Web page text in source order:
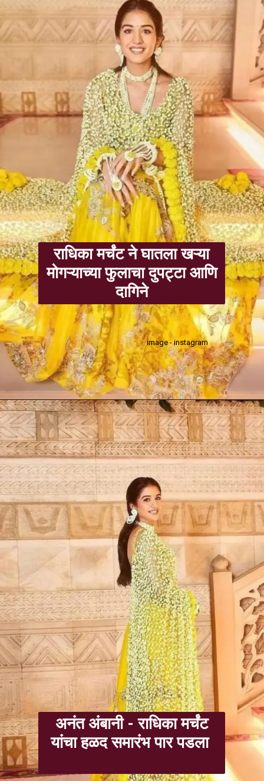
राधिका मर्चंट ने घातला खऱ्या
मोगऱ्याच्या फुलाचा दुपट्टा आणि
दागिने
image - instagram
अनंत अंबानी - राधिका मर्चंट
यांचा हळद समारंभ पार पडला